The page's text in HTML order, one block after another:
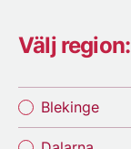
Välj region:
Blekinge